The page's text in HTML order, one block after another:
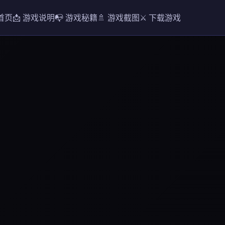
页📩 游戏说明📭 游戏秘籍🚿 游戏截图⚔️ 下载游戏